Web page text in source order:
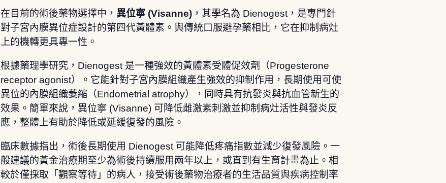
在目前的術後藥物選擇中， 異位寧 (Visanne)，其學名為 Dienogest，是專門針
對子宮內膜異位症設計的第四代黃體素。與傳統口服避孕藥相比，它在抑制病灶
上的機轉更具專一性。
根據藥理學研究，Dienogest 是一種強效的黃體素受體促效劑（Progesterone
receptor agonist）。它能針對子宮內膜組織產生強效的抑制作用，長期使用可使
異位的內膜組織萎縮（Endometrial atrophy），同時具有抗發炎與抗血管新生的
效果。簡單來說，異位寧 (Visanne) 可降低雌激素刺激並抑制病灶活性與發炎反
應，整體上有助於降低或延緩復發的風險。
臨床數據指出，術後長期使用 Dienogest 可能降低疼痛指數並減少復發風險。一
般建議的黃金治療期至少為術後持續服用兩年以上，或直到有生育計畫為止。相
較於僅採取「觀察等待」的病人，接受術後藥物治療者的生活品質與疾病控制率